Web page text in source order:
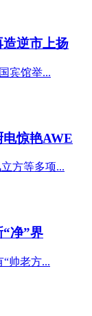
造逆市上扬
宾馆举...
惊艳AWE
方等多项...
净”界
帅老方...